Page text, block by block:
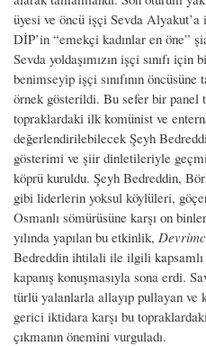
üyesi ve öncü işçi Sevda
DİP’in “emekçi kadınlar en öne”
Sevda yoldaşımızın işçi sınıfı
benimseyip işçi sınıfının
örnek gösterildi. Bu sefer bir panel
topraklardaki ilk komünist ve
değerlendirilebilecek Şeyh
gösterimi ve şiir dinletileriyle
köprü kuruldu. Şeyh Bedreddin,
gibi liderlerin yoksul köylüleri,
Osmanlı sömürüsüne karşı on
yılında yapılan bu etkinlik,
Bedreddin ihtilali ile ilgili kapsamlı
kapanış konuşmasıyla sona erdi.
türlü yalanlarla allayıp pullayan
gerici iktidara karşı bu
çıkmanın önemini vurguladı.